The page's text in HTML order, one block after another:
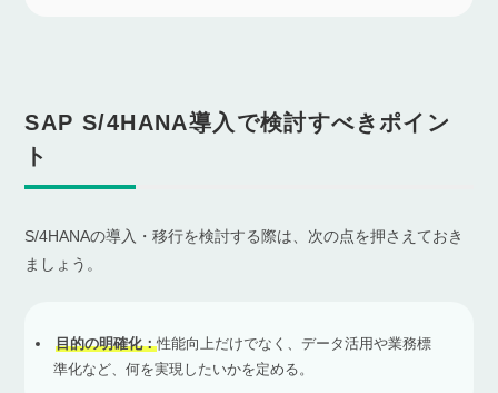
SAP S/4HANA導入で検討すべきポイン
ト
S/4HANAの導入・移行を検討する際は、次の点を押さえておき
ましょう。
目的の明確化：性能向上だけでなく、データ活用や業務標
準化など、何を実現したいかを定める。